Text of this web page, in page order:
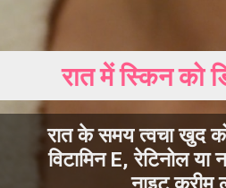
रात के समय त्वचा खुद
विटामिन E, रेटिनोल या